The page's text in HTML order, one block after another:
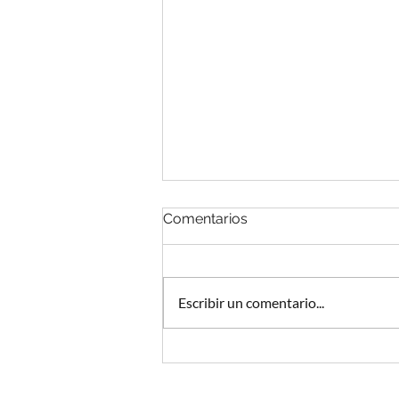
Comentarios
Escribir un comentario...